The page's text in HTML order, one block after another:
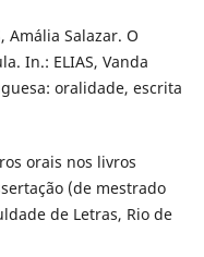
Amália Salazar. O
In.: ELIAS, Vanda
oralidade, escrita
orais nos livros
(de mestrado
de Letras, Rio de